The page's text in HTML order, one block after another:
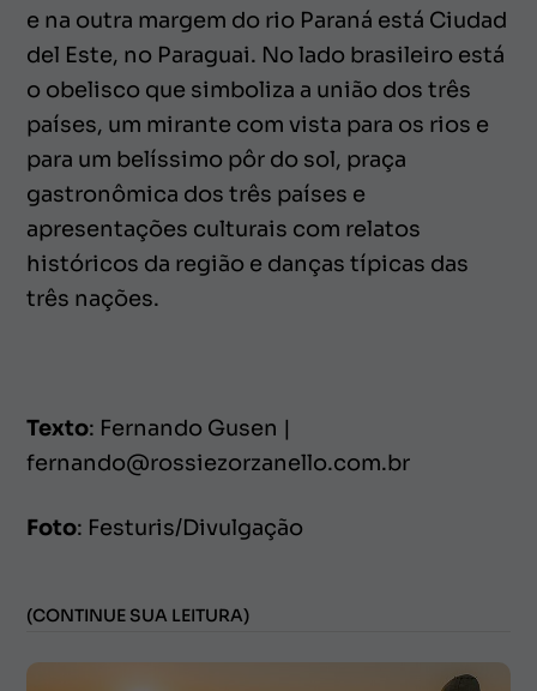
e na outra margem do rio Paraná está Ciudad
del Este, no Paraguai. No lado brasileiro está
o obelisco que simboliza a união dos três
países, um mirante com vista para os rios e
para um belíssimo pôr do sol, praça
gastronômica dos três países e
apresentações culturais com relatos
históricos da região e danças típicas das
três nações.
Texto: Fernando Gusen |
fernando@rossiezorzanello.com.br
Foto: Festuris/Divulgação
(CONTINUE SUA LEITURA)